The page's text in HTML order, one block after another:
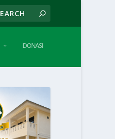
DONASI